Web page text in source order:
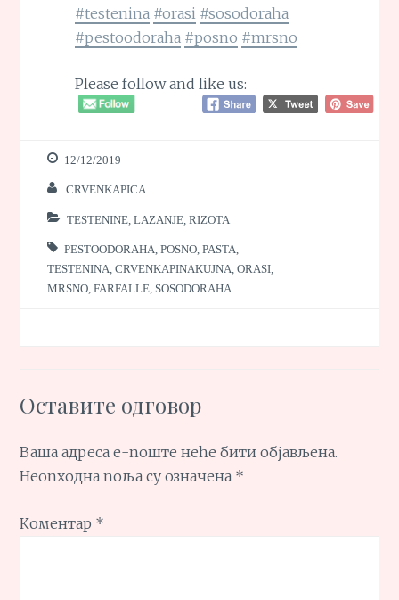
#testenina #orasi #sosodoraha
#pestoodoraha #posno #mrsno
Please follow and like us:
12/12/2019
CRVENKAPICA
TESTENINE, LAZANJE, RIZOTA
PESTOODORAHA ,POSNO ,PASTA
TESTENINA ,CRVENKAPINAKUJNA ,ORASI
MRSNO ,FARFALLE SOSODORAHA
Оставите одговор
Ваша адреса е-поште неће бити објављена.
Неопходна поља су означена *
Коментар *